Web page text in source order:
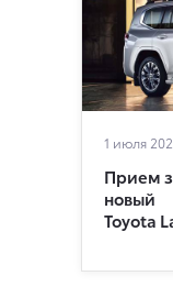
1 июля
Прием
новый
Toyota